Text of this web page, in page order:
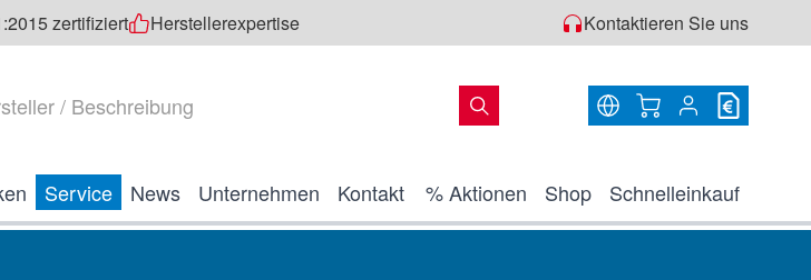
zertifiziert Herstellerexpertise
Kontaktieren Sie uns
Warenkorb
Service News Unternehmen Kontakt % Aktionen Shop Schnelleinkauf